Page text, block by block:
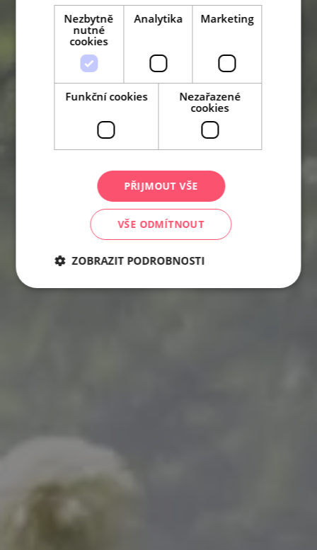
Nezbytně
nutné
cookies
Analytika Marketing
Funkční cookies
Nezařazené
cookies
PŘIJMOUT VŠE
VŠE ODMÍTNOUT
ZOBRAZIT PODROBNOSTI